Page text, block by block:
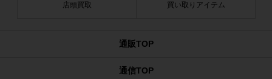
店頭買取 買い取りアイテム
通販TOP
通信TOP